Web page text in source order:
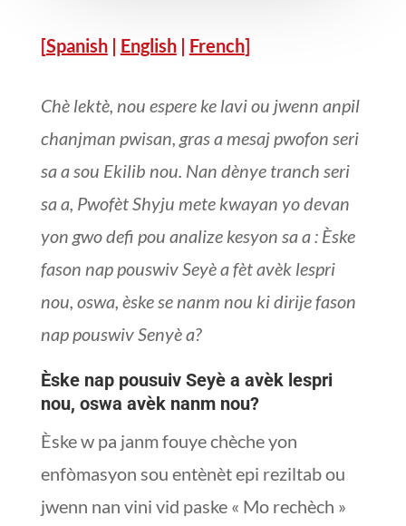
[Spanish | English | French]
Chè lektè, nou espere ke lavi ou jwenn anpil
chanjman pwisan, gras a mesaj pwofon seri
sa a sou Ekilib nou. Nan dènye tranch seri
sa a, Pwofèt Shyju mete kwayan yo devan
yon gwo defi pou analize kesyon sa a : Èske
fason nap pouswiv Seyè a fèt avèk lespri
nou, oswa, èske se nanm nou ki dirije fason
nap pouswiv Senyè a?
Èske nap pousuiv Seyè a avèk lespri
nou, oswa avèk nanm nou?
Èske w pa janm fouye chèche yon
enfòmasyon sou entènèt epi reziltab ou
jwenn nan vini vid paske « Mo rechèch »